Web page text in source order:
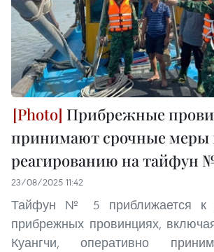
Прибрежные
принимают срочные меры
реагированию на тайфун
23/08/2025 11:42
Тайфун № 5 приближается к
прибрежных провинциях,
Куангчи, оперативно